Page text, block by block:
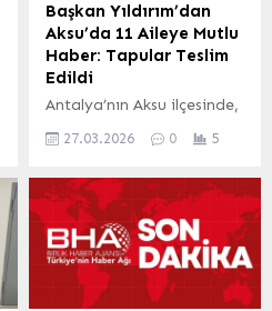
Başkan Yıldırım’dan
Aksu’da 11 Aileye Mutlu
Haber: Tapular Teslim
Edildi
Antalya’nın Aksu ilçesinde,
için önemli bir gelişme
Başkanı İsa Yıldırım,
bölgede yaşayan 11
ailenin tapularını teslim
ederek yıllardır süregelen
mülkiyet belirsizliğine son
verdi. Gerçekleştirilen
27.03.2026 0 5